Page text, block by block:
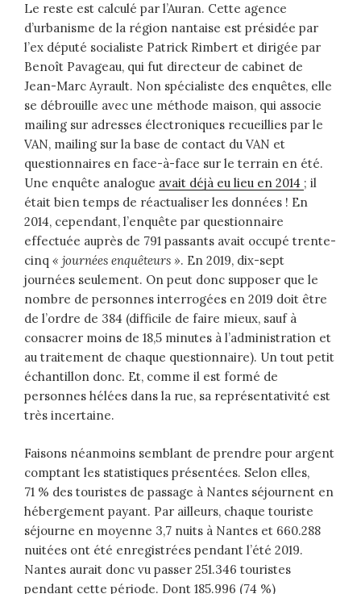
Le reste est calculé par l’Auran. Cette agence
d’urbanisme de la région nantaise est présidée par
l’ex député socialiste Patrick Rimbert et dirigée par
Benoît Pavageau, qui fut directeur de cabinet de
Jean-Marc Ayrault. Non spécialiste des enquêtes, elle
se débrouille avec une méthode maison, qui associe
mailing sur adresses électroniques recueillies par le
VAN, mailing sur la base de contact du VAN et
questionnaires en face-à-face sur le terrain en été.
Une enquête analogue avait déjà eu lieu en 2014 ; il
était bien temps de réactualiser les données ! En
2014, cependant, l’enquête par questionnaire
effectuée auprès de 791 passants avait occupé trente-
cinq « journées enquêteurs ». En 2019, dix-sept
journées seulement. On peut donc supposer que le
nombre de personnes interrogées en 2019 doit être
de l’ordre de 384 (difficile de faire mieux, sauf à
consacrer moins de 18,5 minutes à l’administration et
au traitement de chaque questionnaire). Un tout petit
échantillon donc. Et, comme il est formé de
personnes hélées dans la rue, sa représentativité est
très incertaine.
Faisons néanmoins semblant de prendre pour argent
comptant les statistiques présentées. Selon elles,
71 % des touristes de passage à Nantes séjournent en
hébergement payant. Par ailleurs, chaque touriste
séjourne en moyenne 3,7 nuits à Nantes et 660.288
nuitées ont été enregistrées pendant l’été 2019.
Nantes aurait donc vu passer 251.346 touristes
pendant cette période. Dont 185.996 (74 %)